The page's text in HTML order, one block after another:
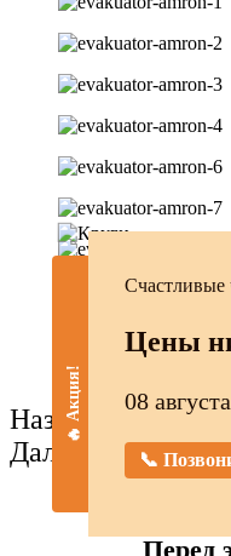
🔥 Акция!
Счастливые
Цены
08
📞
Назад
Далее
Перед